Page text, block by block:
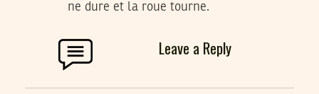
ne dure et la roue tourne.
Leave a Reply